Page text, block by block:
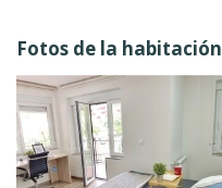
Fotos de la habitación